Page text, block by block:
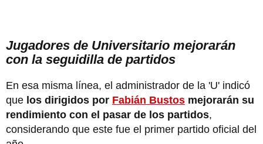
Jugadores de Universitario mejorarán
con la seguidilla de partidos
En esa misma línea, el administrador de la 'U' indicó
que los dirigidos por Fabián Bustos mejorarán su
rendimiento con el pasar de los partidos,
considerando que este fue el primer partido oficial del